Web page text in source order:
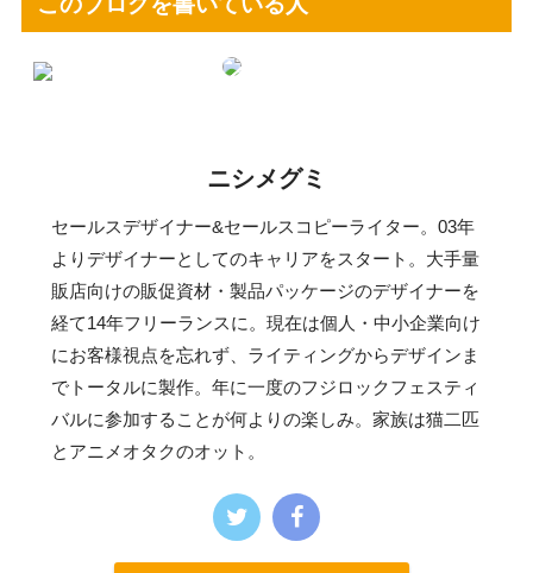
ニシメグミ
セールスデザイナー&セールスコピーライター。03年
よりデザイナーとしてのキャリアをスタート。大手量
販店向けの販促資材・製品パッケージのデザイナーを
経て14年フリーランスに。現在は個人・中小企業向け
にお客様視点を忘れず、ライティングからデザインま
でトータルに製作。年に一度のフジロックフェスティ
バルに参加することが何よりの楽しみ。家族は猫二匹
とアニメオタクのオット。